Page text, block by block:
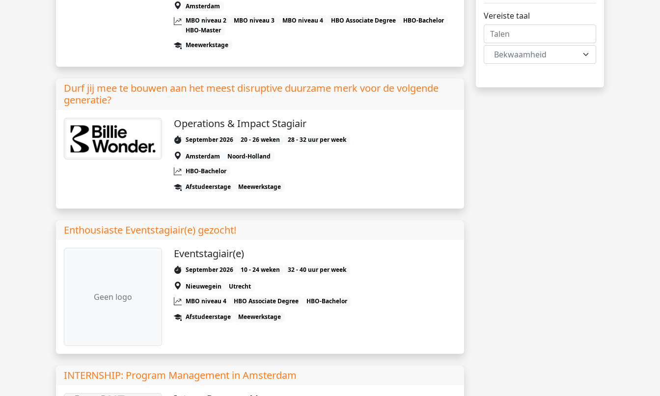
Vereiste taal
Bekwaamheid
Amsterdam
MBO niveau 2
MBO niveau 3 MBO niveau 4 HBO Associate Degree
HBO-Bachelor
HBO-Master
Meewerkstage
Durf jij mee te bouwen aan het meest disruptive duurzame merk voor de volgende
generatie?
Operations & Impact Stagiair
September 2026 20 - 26 weken
28 - 32 uur per week
Amsterdam
Noord-Holland
HBO-Bachelor
Afstudeerstage
Meewerkstage
Enthousiaste Eventstagiair(e) gezocht!
Geen logo
Eventstagiair(e)
September 2026 10 - 24 weken
32 - 40 uur per week
Nieuwegein
Utrecht
MBO niveau 4
HBO Associate Degree
HBO-Bachelor
Afstudeerstage
Meewerkstage
INTERNSHIP: Program Management in Amsterdam